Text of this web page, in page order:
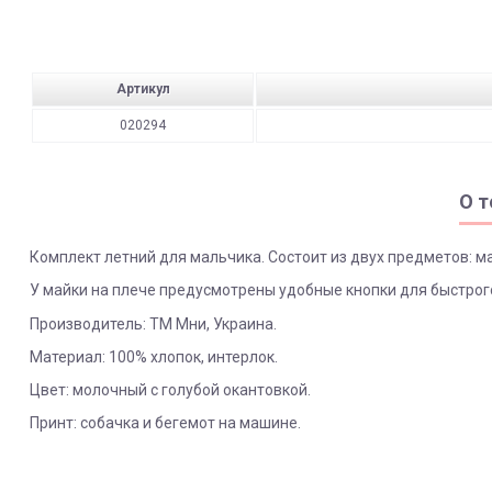
Артикул
020294
О
Комплект летний для мальчика. Состоит из двух предметов:
У майки на плече предусмотрены удобные кнопки для
Производитель: ТМ Мни, Украина.
Материал: 100% хлопок, интерлок.
Цвет: молочный с голубой окантовкой.
Принт: собачка и бегемот на машине.